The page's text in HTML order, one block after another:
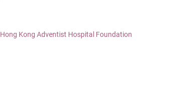
Hong Kong Adventist Hospital Foundation